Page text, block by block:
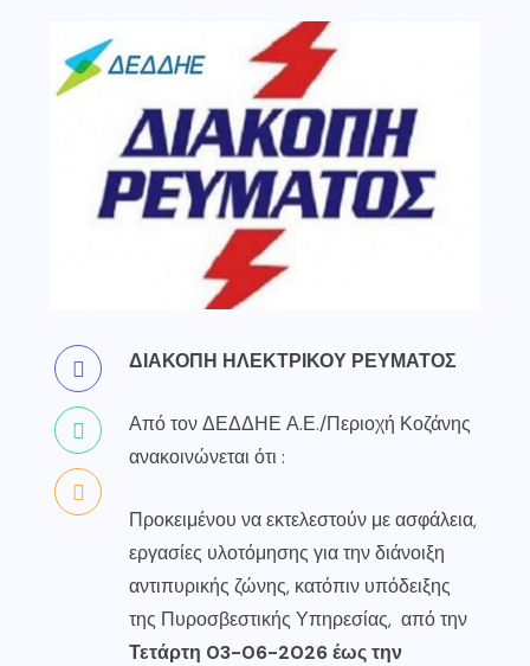
ΔΙΑΚΟΠΗ ΗΛΕΚΤΡΙΚΟΥ ΡΕΥΜΑΤΟΣ
Από τον ΔΕΔΔΗΕ Α.Ε./Περιοχή Κοζάνης
ανακοινώνεται ότι :
Προκειμένου να εκτελεστούν με ασφάλεια,
εργασίες υλοτόμησης για την διάνοιξη
αντιπυρικής ζώνης, κατόπιν υπόδειξης
της Πυροσβεστικής Υπηρεσίας, από την
Τετάρτη 03-06-2026 έως την